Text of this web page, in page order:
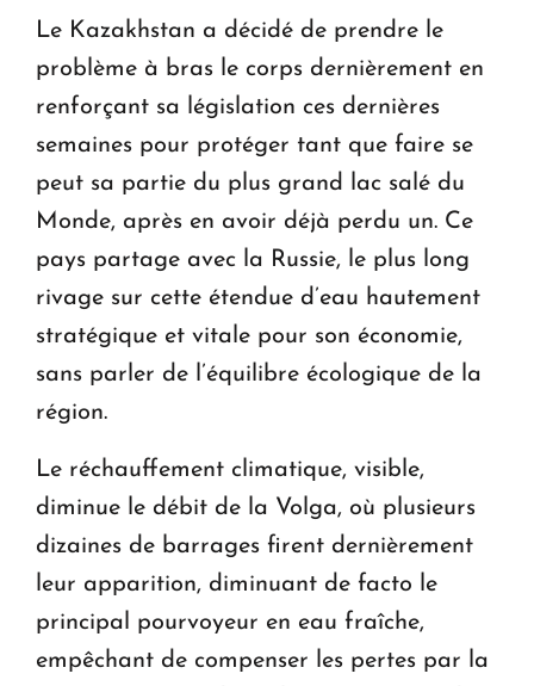
Le Kazakhstan a décidé de prendre le
problème à bras le corps dernièrement en
renforçant sa législation ces dernières
semaines pour protéger tant que faire se
peut sa partie du plus grand lac salé du
Monde, après en avoir déjà perdu un. Ce
pays partage avec la Russie, le plus long
rivage sur cette étendue d’eau hautement
stratégique et vitale pour son économie,
sans parler de l’équilibre écologique de la
région.
Le réchauffement climatique, visible,
diminue le débit de la Volga, où plusieurs
dizaines de barrages firent dernièrement
leur apparition, diminuant de facto le
principal pourvoyeur en eau fraîche,
empêchant de compenser les pertes par la